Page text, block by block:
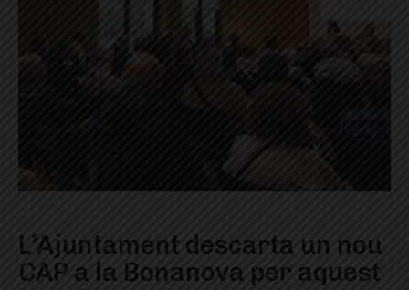
L’Ajuntament descarta un nou
CAP a la Bonanova per aquest